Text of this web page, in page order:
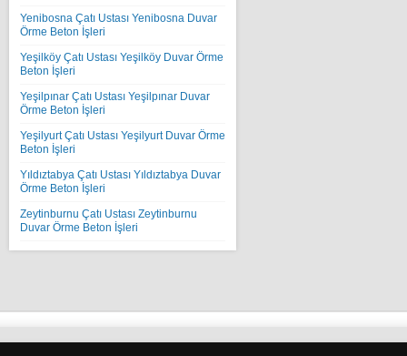
Yenibosna Çatı Ustası Yenibosna Duvar
Örme Beton İşleri
Yeşilköy Çatı Ustası Yeşilköy Duvar Örme
Beton İşleri
Yeşilpınar Çatı Ustası Yeşilpınar Duvar
Örme Beton İşleri
Yeşilyurt Çatı Ustası Yeşilyurt Duvar Örme
Beton İşleri
Yıldıztabya Çatı Ustası Yıldıztabya Duvar
Örme Beton İşleri
Zeytinburnu Çatı Ustası Zeytinburnu
Duvar Örme Beton İşleri